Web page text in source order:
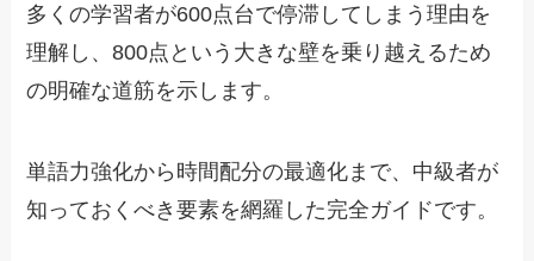
多くの学習者が600点台で停滞してしまう理由を
理解し、800点という大きな壁を乗り越えるため
の明確な道筋を示します。
単語力強化から時間配分の最適化まで、中級者が
知っておくべき要素を網羅した完全ガイドです。